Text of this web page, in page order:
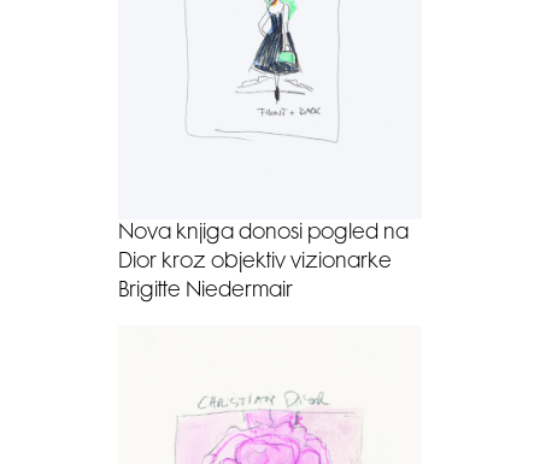
Nova knjiga donosi pogled na
Dior kroz objektiv vizionarke
Brigitte Niedermair